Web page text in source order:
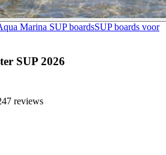
Marina SUP boardsSUP boards voor
SUP 2026
reviews